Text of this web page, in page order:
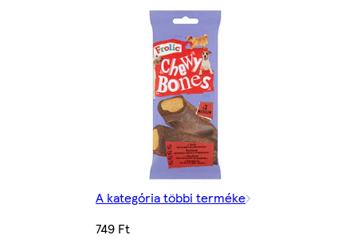
A kategória többi terméke
749 Ft